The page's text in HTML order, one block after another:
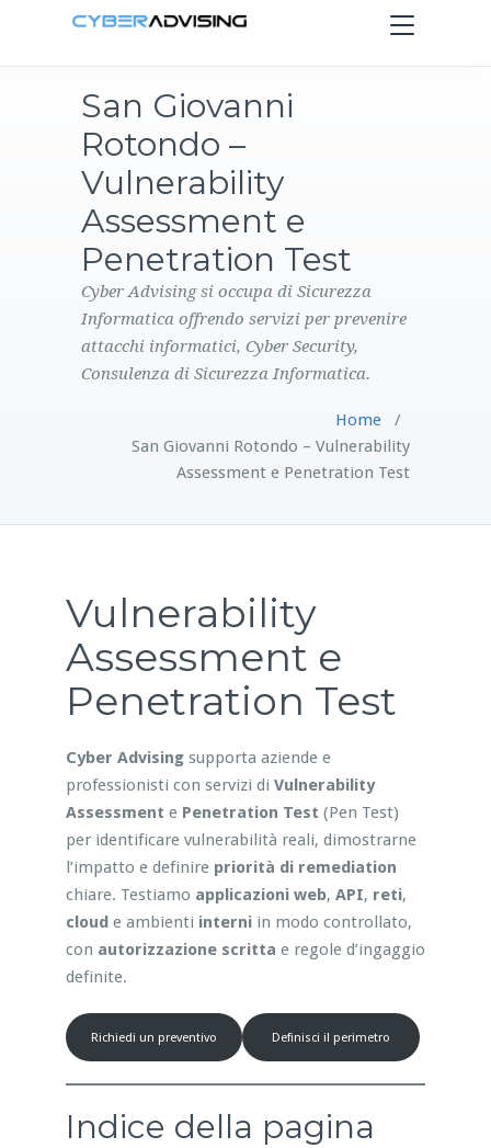
Toggle
navigation
PRODOTTI
CONTATTI
San Giovanni
Rotondo –
Vulnerability
Assessment e
Penetration Test
Cyber Advising si occupa di Sicurezza
Informatica offrendo servizi per prevenire
attacchi informatici, Cyber Security,
Consulenza di Sicurezza Informatica.
Home/
San Giovanni Rotondo – Vulnerability
Assessment e Penetration Test
Vulnerability
Assessment e
Penetration Test
Cyber Advisingsupporta aziende e
professionisti con servizi di Vulnerability
Assessment e Penetration Test (Pen Test)
per identificare vulnerabilità reali, dimostrarne
l’impatto e definire priorità di remediation
chiare. Testiamo applicazioni web, API, reti,
cloude ambienti interniin modo controllato,
con autorizzazione scritta e regole d’ingaggio
definite.
Richiedi un preventivo Definisci il perimetro
Indice della pagina